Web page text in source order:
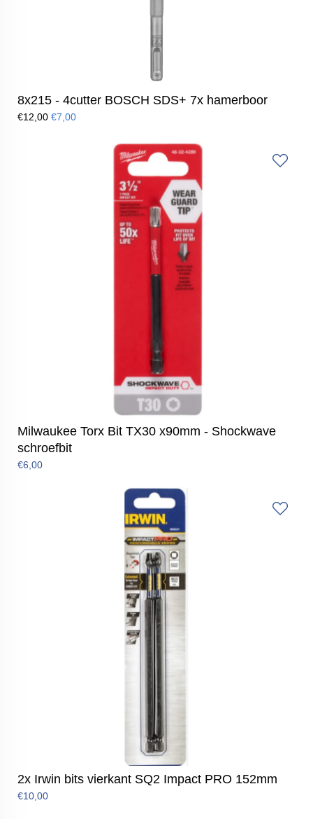
8x215 - 4cutter BOSCH SDS+ 7x hamerboor
€12,00 €7,00
Milwaukee Torx Bit TX30 x90mm - Shockwave
schroefbit
€6,00
2x Irwin bits vierkant SQ2 Impact PRO 152mm
€10,00